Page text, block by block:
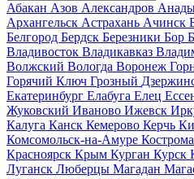
Абакан Азов Александров
Архангельск Астрахань Ачинск
Белгород Бердск Березники Бор
Владивосток Владикавказ
Волжский Вологда Воронеж
Горячий Ключ Грозный
Екатеринбург Елабуга Елец
Жуковский Иваново Ижевск
Калуга Канск Кемерово Керчь
Комсомольск-на-Амуре Кострома
Красноярск Крым Курган Курск
Луганск Люберцы Магадан